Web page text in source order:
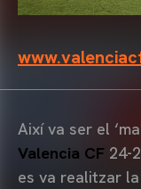
Així va ser el
Valencia CF 24-
es va realitzar